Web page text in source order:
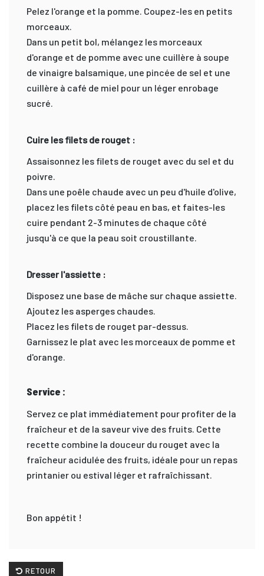
Pelez l'orange et la pomme. Coupez-les en petits
morceaux.
Dans un petit bol, mélangez les morceaux
d'orange et de pomme avec une cuillère à soupe
de vinaigre balsamique, une pincée de sel et une
cuillère à café de miel pour un léger enrobage
sucré.
Cuire les filets de rouget :
Assaisonnez les filets de rouget avec du sel et du
poivre.
Dans une poêle chaude avec un peu d'huile d'olive,
placez les filets côté peau en bas, et faites-les
cuire pendant 2-3 minutes de chaque côté
jusqu'à ce que la peau soit croustillante.
Dresser l'assiette :
Disposez une base de mâche sur chaque assiette.
Ajoutez les asperges chaudes.
Placez les filets de rouget par-dessus.
Garnissez le plat avec les morceaux de pomme et
d'orange.
Service :
Servez ce plat immédiatement pour profiter de la
fraîcheur et de la saveur vive des fruits. Cette
recette combine la douceur du rouget avec la
fraîcheur acidulée des fruits, idéale pour un repas
printanier ou estival léger et rafraîchissant.
Bon appétit !
RETOUR